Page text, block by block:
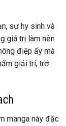
sự hy sinh và
giá trị làm nên
điệp ấy mà
giải trí, trở
manga này đặc